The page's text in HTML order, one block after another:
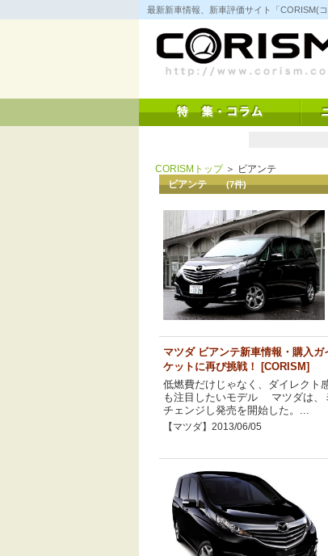
コ
ン
キ
ッ
最新新車情報、新車評価サイト「CORISM(
CORISMトップ＞ ビアンテ
ビアンテ(7件)
マツダ ビアンテ新車情報・購入
ケットに再び挑戦！ [CORISM]
低燃費だけじゃなく、ダイレクト
も注目したいモデル マツダは、
チェンジし発売を開始した。...
【マツダ】2013/06/05